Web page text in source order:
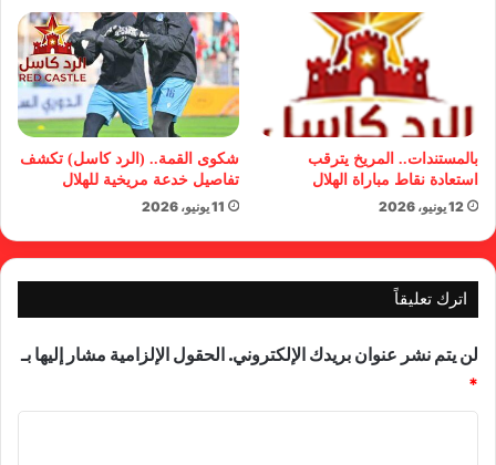
بالمستندات.. المريخ يترقب
استعادة نقاط مباراة الهلال
12 يونيو، 2026
شكوى القمة.. (الرد كاسل) تكشف
تفاصيل خدعة مريخية للهلال
11 يونيو، 2026
اترك تعليقاً
لن يتم نشر عنوان بريدك الإلكتروني. الحقول الإلزامية مشار إليها بـ
*